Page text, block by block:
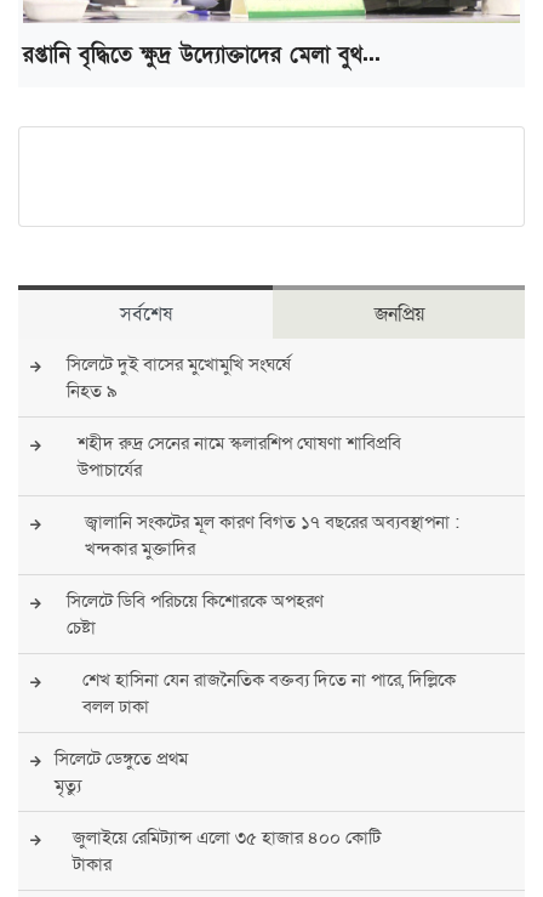
রপ্তানি বৃদ্ধিতে ক্ষুদ্র উদ্যোক্তাদের মেলা বুথ...
সর্বশেষ জনপ্রিয়
সিলেটে দুই বাসের মুখোমুখি সংঘর্ষে
নিহত ৯
শহীদ রুদ্র সেনের নামে স্কলারশিপ ঘোষণা শাবিপ্রবি
উপাচার্যের
জ্বালানি সংকটের মূল কারণ বিগত ১৭ বছরের অব্যবস্থাপনা :
খন্দকার মুক্তাদির
সিলেটে ডিবি পরিচয়ে কিশোরকে অপহরণ
চেষ্টা
শেখ হাসিনা যেন রাজনৈতিক বক্তব্য দিতে না পারে, দিল্লিকে
বলল ঢাকা
সিলেটে ডেঙ্গুতে প্রথম
মৃত্যু
জুলাইয়ে রেমিট্যান্স এলো ৩৫ হাজার ৪০০ কোটি
টাকার